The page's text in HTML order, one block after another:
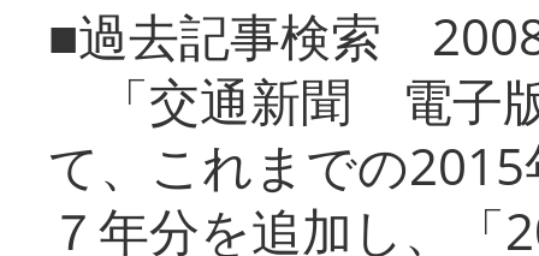
■過去記事検索
「交通新聞 電子
て、これまでの
７年分を追加し、「